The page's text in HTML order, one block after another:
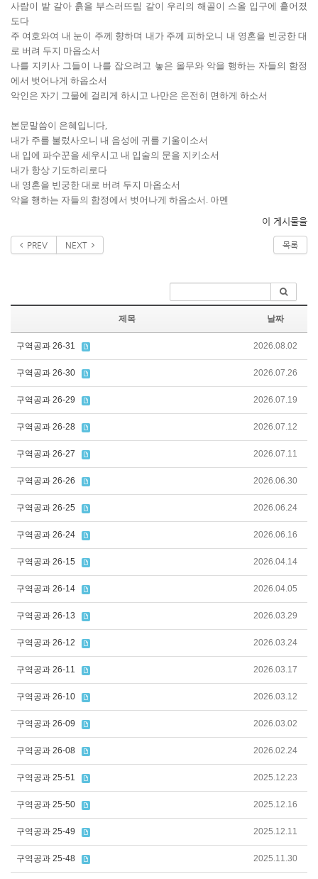
사람이 밭 갈아 흙을 부스러뜨림 같이 우리의 해골이 스올 입구에 흩어졌
도다
주 여호와여 내 눈이 주께 향하며 내가 주께 피하오니 내 영혼을 빈궁한 대
로 버려 두지 마옵소서
나를 지키사 그들이 나를 잡으려고 놓은 올무와 악을 행하는 자들의 함정
에서 벗어나게 하옵소서
악인은 자기 그물에 걸리게 하시고 나만은 온전히 면하게 하소서
본문말씀이 은혜입니다,
내가 주를 불렀사오니 내 음성에 귀를 기울이소서
내 입에 파수꾼을 세우시고 내 입술의 문을 지키소서
내가 항상 기도하리로다
내 영혼을 빈궁한 대로 버려 두지 마옵소서
악을 행하는 자들의 함정에서 벗어나게 하옵소서. 아멘
이 게시물을
PREV NEXT 목록
제목 날짜
구역공과 26-31 2026.08.02
구역공과 26-30 2026.07.26
구역공과 26-29 2026.07.19
구역공과 26-28 2026.07.12
구역공과 26-27 2026.07.11
구역공과 26-26 2026.06.30
구역공과 26-25 2026.06.24
구역공과 26-24 2026.06.16
구역공과 26-15 2026.04.14
구역공과 26-14 2026.04.05
구역공과 26-13 2026.03.29
구역공과 26-12 2026.03.24
구역공과 26-11 2026.03.17
구역공과 26-10 2026.03.12
구역공과 26-09 2026.03.02
구역공과 26-08 2026.02.24
구역공과 25-51 2025.12.23
구역공과 25-50 2025.12.16
구역공과 25-49 2025.12.11
구역공과 25-48 2025.11.30